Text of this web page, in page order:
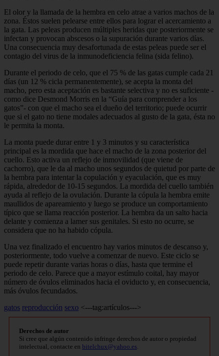
El olor y la llamada de la hembra en celo atrae a varios machos de la
zona. Éstos suelen pelearse entre ellos para lograr el acercamiento a
la gata. Las peleas producen múltiples heridas que posteriormente se
infectan y provocan abscesos o la supuración durante varios días.
Una consecuencia muy desafortunada de estas peleas puede ser el
contagio del virus de la inmunodeficiencia felina (sida felino).
Durante el periodo de celo, que el 75 % de las gatas cumple cada 21
días (un 12 % cicla permanentemente), se acepta la monta del
macho, pero esta aceptación es bastante selectiva y no es suficiente -
como dice Desmond Morris en la “Guía para comprender a los
gatos”- con que el macho sea el dueño del territorio; puede ocurrir
que si el gato no tiene modales adecuados al gusto de la gata, ésta no
le permita la monta.
La monta puede durar entre 1 y 3 minutos y su característica
principal es la mordida que hace el macho de la zona posterior del
cuello. Esto activa un reflejo de inmovilidad (que viene de
cachorro), que le da al macho unos segundos de quietud por parte de
la hembra para intentar la copulación y eyaculación, que es muy
rápida, alrededor de 10-15 segundos. La mordida del cuello también
ayuda al reflejo de la ovulación. Durante la cópula la hembra emite
maullidos de apareamiento y luego se produce un comportamiento
típico que se llama reacción posterior. La hembra da un salto hacia
delante y comienza a lamer sus genitales. Si esto no ocurre, se
considera que no ha habido cópula.
Una vez finalizado el encuentro hay varios minutos de descanso y,
posteriormente, todo vuelve a comenzar de nuevo. Este ciclo se
puede repetir durante varias horas o días, hasta que termine el
periodo de celo. Parece que a mayor estímulo coital, hay mayor
número de óvulos eliminados hacia el oviducto y, en consecuencia,
más óvulos fecundados.
gatos reproducción sexo <---tag:artículos--->
Derechos de autor
Si cree que algún contenido infringe derechos de autor o propiedad
intelectual, contacte en bitelchux@yahoo.es.